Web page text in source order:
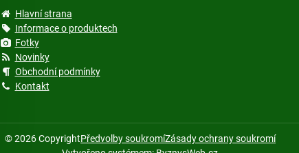
Hlavní strana
Informace o produktech
Fotky
Novinky
Obchodní podmínky
Kontakt
©2026CopyrightPředvolby soukromíZásady ochrany soukromí